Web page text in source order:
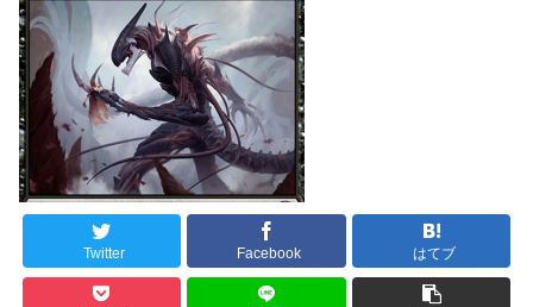
Twitter Facebook はてブ